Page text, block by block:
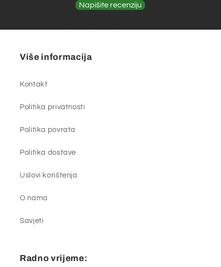
Napišite recenziju
Više informacija
Kontakt
Politika privatnosti
Politika povrata
Politika dostave
Uslovi korištenja
O nama
Savjeti
Radno vrijeme: